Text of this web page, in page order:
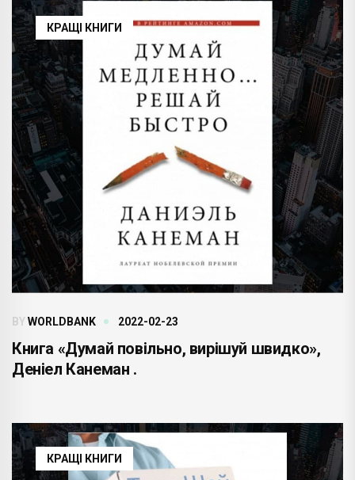
КРАЩІ КНИГИ
BYWORLDBANK 2022-02-23
Книга «Думай повільно, вирішуй швидко»,
Деніел Канеман .
КРАЩІ КНИГИ